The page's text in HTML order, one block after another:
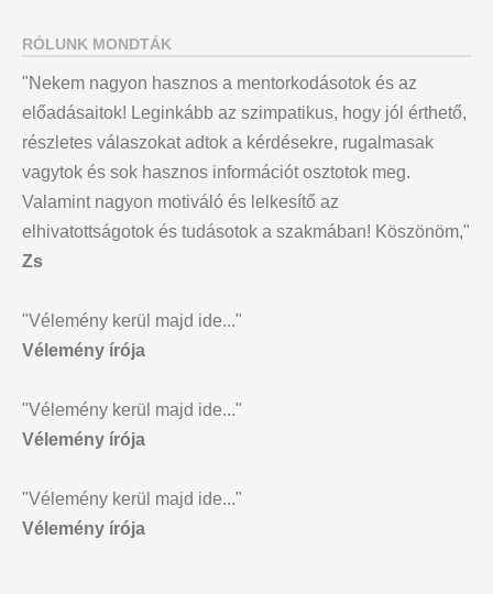
RÓLUNK MONDTÁK
"Nekem nagyon hasznos a mentorkodásotok és az
előadásaitok! Leginkább az szimpatikus, hogy jól érthető,
részletes válaszokat adtok a kérdésekre, rugalmasak
vagytok és sok hasznos információt osztotok meg.
Valamint nagyon motiváló és lelkesítő az
elhivatottságotok és tudásotok a szakmában! Köszönöm,"
Zs
"Vélemény kerül majd ide..."
Vélemény írója
"Vélemény kerül majd ide..."
Vélemény írója
"Vélemény kerül majd ide..."
Vélemény írója